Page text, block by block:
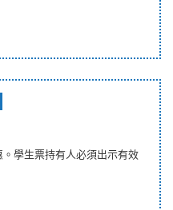
學生票持有人必須出示有效